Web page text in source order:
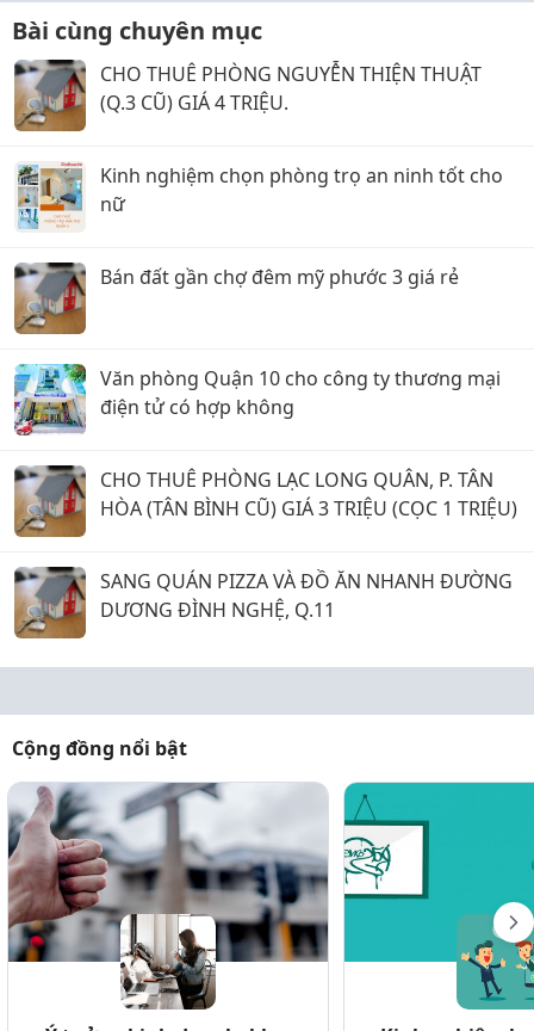
Bài cùng chuyên mục
CHO THUÊ PHÒNG NGUYỄN THIỆN THUẬT
(Q.3 CŨ) GIÁ 4 TRIỆU.
Kinh nghiệm chọn phòng trọ an ninh tốt cho
nữ
Bán đất gần chợ đêm mỹ phước 3 giá rẻ
Văn phòng Quận 10 cho công ty thương mại
điện tử có hợp không
CHO THUÊ PHÒNG LẠC LONG QUÂN, P. TÂN
HÒA (TÂN BÌNH CŨ) GIÁ 3 TRIỆU (CỌC 1 TRIỆU)
SANG QUÁN PIZZA VÀ ĐỒ ĂN NHANH ĐƯỜNG
DƯƠNG ĐÌNH NGHỆ, Q.11
Cộng đồng nổi bật